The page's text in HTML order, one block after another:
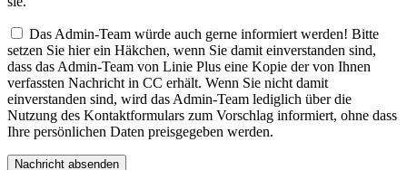
Das Admin-Team würde auch gerne informiert werden! Bitte
setzen Sie hier ein Häkchen, wenn Sie damit einverstanden sind,
dass das Admin-Team von Linie Plus eine Kopie der von Ihnen
verfassten Nachricht in CC erhält. Wenn Sie nicht damit
einverstanden sind, wird das Admin-Team lediglich über die
Nutzung des Kontaktformulars zum Vorschlag informiert, ohne dass
Ihre persönlichen Daten preisgegeben werden.
Nachricht absenden